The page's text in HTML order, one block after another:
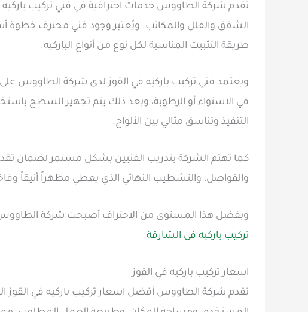
تقدم شركة الطاووس خدمات احترافية في فني تركيب
الشقق والفلل والمكاتب. ويُعتبر وجود فني محترف خطوة
طريقة التثبيت المناسبة لكل نوع من أنواع الباركيه.
ويعتمد فني تركيب باركيه في القوز لدى شركة الطاووس
في الاستواء أو الرطوبة، وبعد ذلك يتم تجهيز السطح
التنفيذ وتناسق مثالي بين الألواح.
كما تهتم الشركة بتدريب الفنيين بشكل مستمر لضمان تقديم
والفواصل، والتشطيب النهائي الذي يعطي مظهراً أنيقاً
وبفضل هذا المستوى من الاحتراف أصبحت شركة الطاووس
تركيب باركيه في الشارقة
اسعار تركيب باركيه في القوز
تقدم شركة الطاووس أفضل اسعار تركيب باركيه في القوز